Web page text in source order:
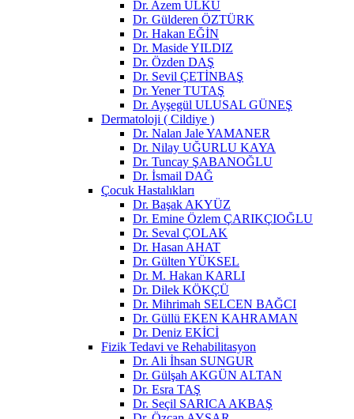
Dr. Azem ÜLKÜ
Dr. Gülderen ÖZTÜRK
Dr. Hakan EĞİN
Dr. Maside YILDIZ
Dr. Özden DAŞ
Dr. Sevil ÇETİNBAŞ
Dr. Yener TUTAŞ
Dr. Ayşegül ULUSAL GÜNEŞ
Dermatoloji ( Cildiye )
Dr. Nalan Jale YAMANER
Dr. Nilay UĞURLU KAYA
Dr. Tuncay ŞABANOĞLU
Dr. İsmail DAĞ
Çocuk Hastalıkları
Dr. Başak AKYÜZ
Dr. Emine Özlem ÇARIKÇIOĞLU
Dr. Seval ÇOLAK
Dr. Hasan AHAT
Dr. Gülten YÜKSEL
Dr. M. Hakan KARLI
Dr. Dilek KÖKÇÜ
Dr. Mihrimah SELCEN BAĞCI
Dr. Güllü EKEN KAHRAMAN
Dr. Deniz EKİCİ
Fizik Tedavi ve Rehabilitasyon
Dr. Ali İhsan SUNGUR
Dr. Gülşah AKGÜN ALTAN
Dr. Esra TAŞ
Dr. Seçil SARICA AKBAŞ